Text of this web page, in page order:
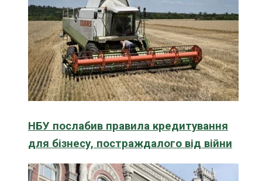
НБУ послабив правила кредитування
для бізнесу, постраждалого від війни